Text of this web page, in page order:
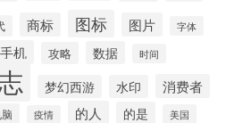
商标 图标 图片 字体
手机 攻略 数据 时间
梦幻西游 水印 消费者
疫情 的人 的是 美国